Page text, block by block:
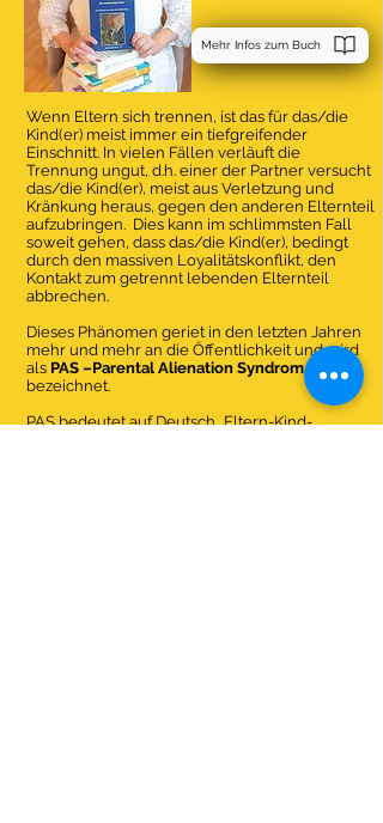
Mehr Infos zum Buch
Wenn Eltern sich trennen, ist das für das/die
Kind(er) meist immer ein tiefgreifender
Einschnitt. In vielen Fällen verläuft die
Trennung ungut, d.h. einer der Partner versucht
das/die Kind(er), meist aus Verletzung und
Kränkung heraus, gegen den anderen Elternteil
aufzubringen. Dies kann im schlimmsten Fall
soweit gehen, dass das/die Kind(er), bedingt
durch den massiven Loyalitätskonflikt, den
Kontakt zum getrennt lebenden Elternteil
abbrechen.
Dieses Phänomen geriet in den letzten Jahren
mehr und mehr an die Öffentlichkeit und wird
als PAS –Parental Alienation Syndrom
bezeichnet.
PAS bedeutet auf Deutsch „Eltern-Kind-